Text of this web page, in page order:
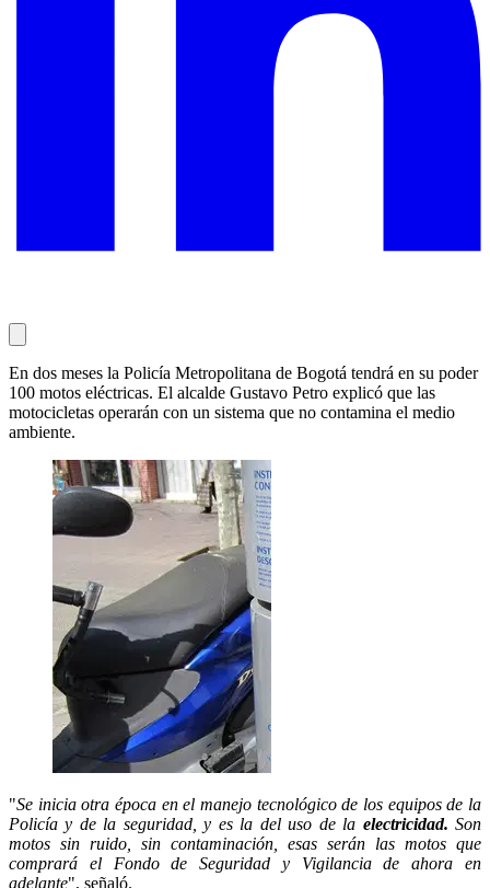
En dos meses la Policía Metropolitana de Bogotá tendrá en su poder
100 motos eléctricas. El alcalde Gustavo Petro explicó que las
motocicletas operarán con un sistema que no contamina el medio
ambiente.
"Se inicia otra época en el manejo tecnológico de los equipos de la
Policía y de la seguridad, y es la del uso de la electricidad. Son
motos sin ruido, sin contaminación, esas serán las motos que
comprará el Fondo de Seguridad y Vigilancia de ahora en
adelante", señaló.